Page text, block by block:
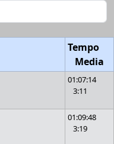
Tempo
Media
01:07:14
3:11
01:09:48
3:19